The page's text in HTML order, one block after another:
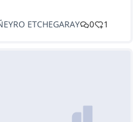
ETCHEGARAY 0 1